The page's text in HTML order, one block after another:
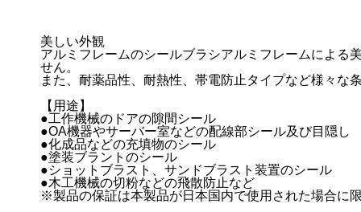
美しい外観
アルミフレームのシールブラシアルミフレームによる
せん。
また、耐薬品性、耐熱性、帯電防止タイプなど様々な
【用途】
●工作機械のドアの隙間シール
●OA機器やサーバー室などの配線部シール及び目隠し
●化成品などの充填物のシール
●塗装ブラントのシール
●ショットブラスト、サンドブラスト装置のシール
●木工機械の切粉などの飛散防止など
※製品の保証は本製品が日本国内で使用された場合に